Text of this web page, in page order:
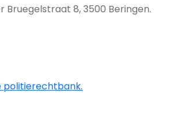
Bruegelstraat 8, 3500 Beringen.